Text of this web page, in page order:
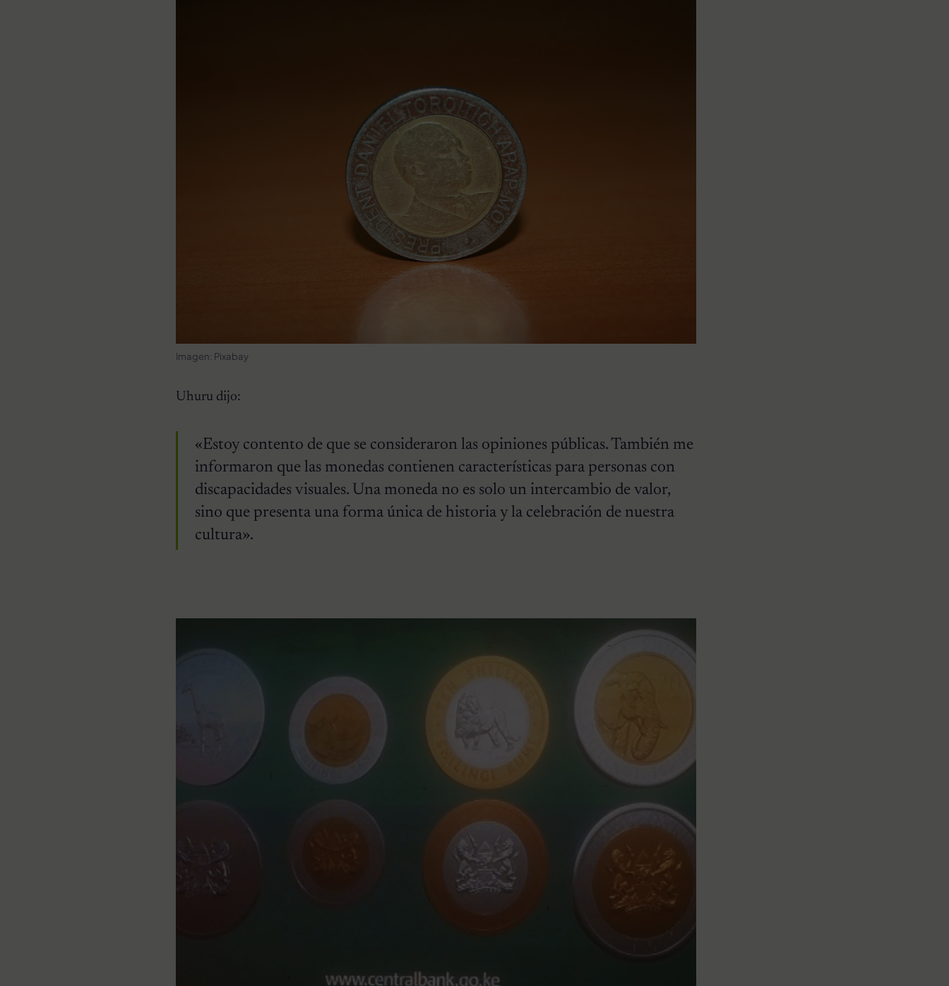
Imagen: Pixabay
Uhuru dijo:
«Estoy contento de que se consideraron las opiniones públicas. También me
informaron que las monedas contienen características para personas con
discapacidades visuales. Una moneda no es solo un intercambio de valor,
sino que presenta una forma única de historia y la celebración de nuestra
cultura».